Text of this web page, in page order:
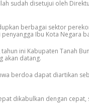
sudah disetujui oleh
berbagai sektor
Ibu Kota Negara
ini Kabupaten Tanah
akan datang.
berdoa dapat diartikan
dikabulkan dengan cepat,